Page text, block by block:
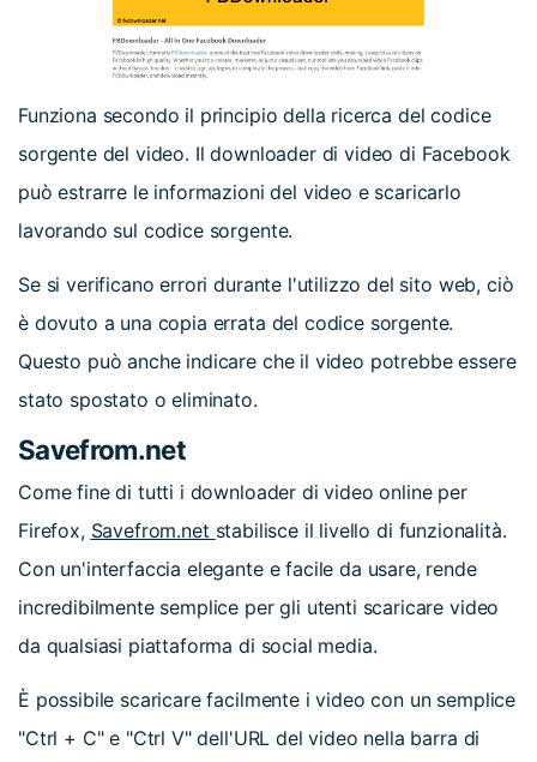
Funziona secondo il principio della ricerca del codice
sorgente del video. Il downloader di video di Facebook
può estrarre le informazioni del video e scaricarlo
lavorando sul codice sorgente.
Se si verificano errori durante l'utilizzo del sito web, ciò
è dovuto a una copia errata del codice sorgente.
Questo può anche indicare che il video potrebbe essere
stato spostato o eliminato.
Savefrom.net
Come fine di tutti i downloader di video online per
Firefox, Savefrom.net stabilisce il livello di funzionalità.
Con un'interfaccia elegante e facile da usare, rende
incredibilmente semplice per gli utenti scaricare video
da qualsiasi piattaforma di social media.
È possibile scaricare facilmente i video con un semplice
"Ctrl + C" e "Ctrl V" dell'URL del video nella barra di